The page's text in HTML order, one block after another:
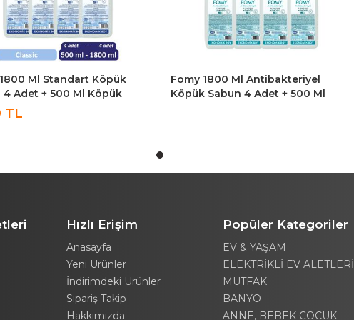
Ml Standart Köpük
4 Adet + 500 Ml Köpük
TL
Fomy 1800 Ml Antibakteriyel
Köpük Sabun 4 Adet + 500 Ml
Hızlı Erişim
Anasayfa
Yeni Ürünler
İndirimdeki Ürünler
Sipariş Takip
Hakkımızda
Popüler Kategoriler
EV & YAŞAM
ELEKTRİKLİ EV ALETLERİ
MUTFAK
BANYO
ANNE, BEBEK ÇOCUK